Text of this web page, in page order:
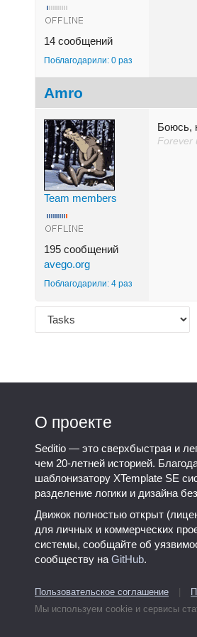
14 сообщений
Поблагодарили: 0 раз
Amro
Team members
195 сообщений
avego.org
Поблагодарили: 4 раз
Боюсь,
Forever
О проекте
Seditio — это сверхбыстрая и
чем 20-летней историей.
шаблонизатору XTemplate SE
разделение логики и дизайна
Движок полностью открыт
для личных и коммерческих
системы, сообщайте об
сообществу на GitHub.
Пользовательское соглашение
Мы используем cookie и сервисы